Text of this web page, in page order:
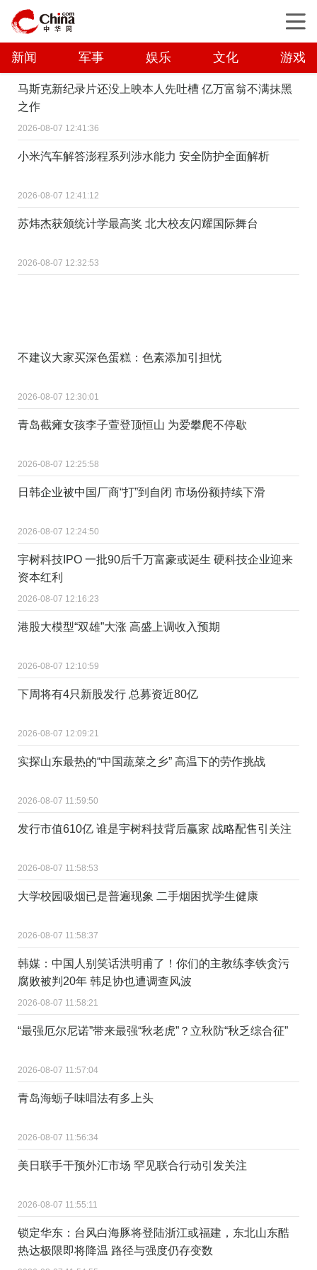
新闻 军事 娱乐 文化 游戏
马斯克新纪录片还没上映本人先吐槽 亿万富翁不满抹黑
之作
2026-08-07 12:41:36
小米汽车解答澎程系列涉水能力 安全防护全面解析
2026-08-07 12:41:12
苏炜杰获颁统计学最高奖 北大校友闪耀国际舞台
2026-08-07 12:32:53
不建议大家买深色蛋糕：色素添加引担忧
2026-08-07 12:30:01
青岛截瘫女孩李子萱登顶恒山 为爱攀爬不停歇
2026-08-07 12:25:58
日韩企业被中国厂商“打”到自闭 市场份额持续下滑
2026-08-07 12:24:50
宇树科技IPO 一批90后千万富豪或诞生 硬科技企业迎来
资本红利
2026-08-07 12:16:23
港股大模型“双雄”大涨 高盛上调收入预期
2026-08-07 12:10:59
下周将有4只新股发行 总募资近80亿
2026-08-07 12:09:21
实探山东最热的“中国蔬菜之乡” 高温下的劳作挑战
2026-08-07 11:59:50
发行市值610亿 谁是宇树科技背后赢家 战略配售引关注
2026-08-07 11:58:53
大学校园吸烟已是普遍现象 二手烟困扰学生健康
2026-08-07 11:58:37
韩媒：中国人别笑话洪明甫了！你们的主教练李铁贪污
腐败被判20年 韩足协也遭调查风波
2026-08-07 11:58:21
“最强厄尔尼诺”带来最强“秋老虎”？立秋防“秋乏综合征”
2026-08-07 11:57:04
青岛海蛎子味唱法有多上头
2026-08-07 11:56:34
美日联手干预外汇市场 罕见联合行动引发关注
2026-08-07 11:55:11
锁定华东：台风白海豚将登陆浙江或福建，东北山东酷
热达极限即将降温 路径与强度仍存变数